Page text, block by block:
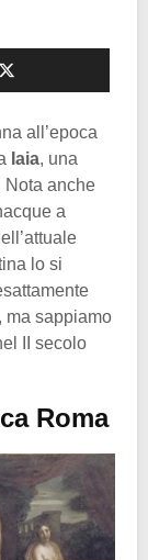
all’epoca
Iaia, una
Nota anche
a
lo si
ma sappiamo
II secolo
Roma